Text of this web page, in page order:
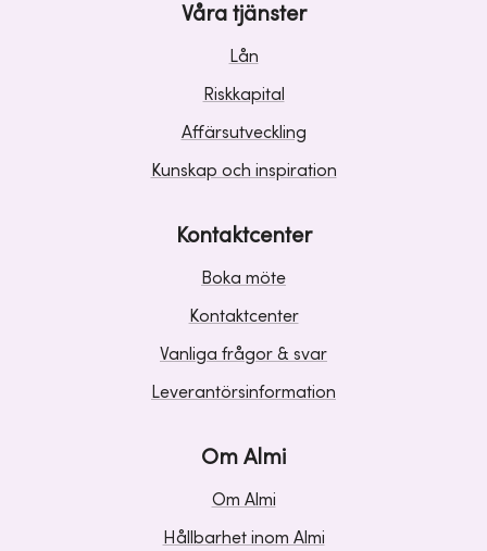
Våra tjänster
Lån
Riskkapital
Affärsutveckling
Kunskap och inspiration
Kontaktcenter
Boka möte
Kontaktcenter
Vanliga frågor & svar
Leverantörsinformation
Om Almi
Om Almi
Hållbarhet inom Almi